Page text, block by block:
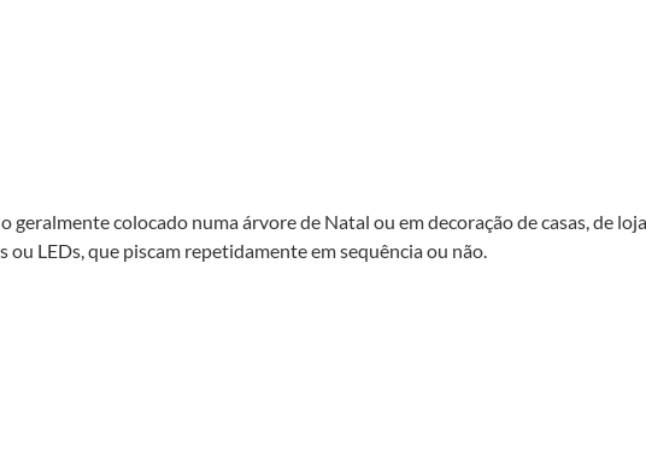
geralmente colocado numa árvore de Natal ou em decoração de casas, de
ou LEDs, que piscam repetidamente em sequência ou não.